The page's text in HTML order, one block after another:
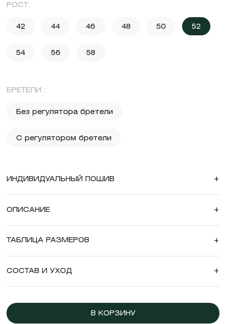
РОСТ:
42 44 46 48 50 52
54 56 58
БРЕТЕЛИ :
Без регулятора бретели
С регулятором бретели
ИНДИВИДУАЛЬНЫЙ ПОШИВ +
ОПИСАНИЕ +
ТАБЛИЦА РАЗМЕРОВ +
СОСТАВ И УХОД +
В КОРЗИНУ